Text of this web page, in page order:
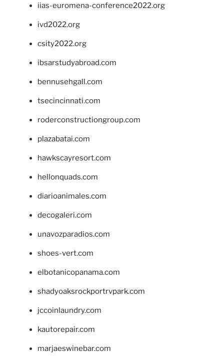
iias-euromena-conference2022.org
ivd2022.org
csity2022.org
ibsarstudyabroad.com
bennusehgall.com
tsecincinnati.com
roderconstructiongroup.com
plazabatai.com
hawkscayresort.com
hellonquads.com
diarioanimales.com
decogaleri.com
unavozparadios.com
shoes-vert.com
elbotanicopanama.com
shadyoaksrockportrvpark.com
jccoinlaundry.com
kautorepair.com
marjaeswinebar.com